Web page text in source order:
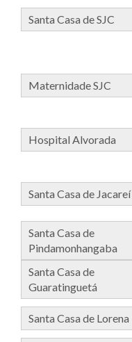
Santa Casa de SJC
Maternidade SJC
Hospital Alvorada
Santa Casa de Jacareí
Santa Casa de
Pindamonhangaba
Santa Casa de
Guaratinguetá
Santa Casa de Lorena